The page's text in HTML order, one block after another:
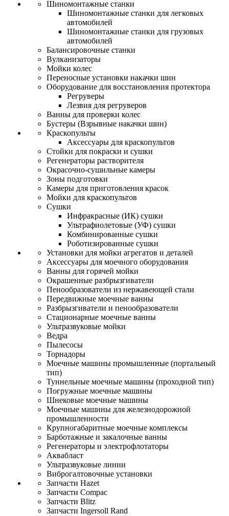
Шиномонтажные станки
Шиномонтажные станки для легковых
автомобилей
Шиномонтажные станки для грузовых
автомобилей
Балансировочные станки
Вулканизаторы
Мойки колес
Переносные установки накачки шин
Оборудование для восстановления протектора
Регруверы
Лезвия для регруверов
Ванны для проверки колес
Бустеры (Взрывные накачки шин)
Краскопульты
Аксессуары для краскопультов
Стойки для покраски и сушки
Регенераторы растворителя
Окрасочно-сушильные камеры
Зоны подготовки
Камеры для приготовления красок
Мойки для краскопультов
Сушки
Инфракрасные (ИК) сушки
Ультрафиолетовые (УФ) сушки
Комбинированные сушки
Роботизированные сушки
Установки для мойки агрегатов и деталей
Аксессуары для моечного оборудования
Ванны для горячей мойки
Окрашенные разбрызгиватели
Пенообразователи из нержавеющей стали
Передвижные моечные ванны
Разбрызгиватели и пенообразователи
Стационарные моечные ванны
Ультразвуковые мойки
Ведра
Пылесосы
Торнадоры
Моечные машины промышленные (портальный
тип)
Туннельные моечные машины (проходной тип)
Погружные моечные машины
Шнековые моечные машины
Моечные машины для железнодорожной
промышленности
Крупногабаритные моечные комплексы
Барботажные и закалочные ванны
Регенераторы и электрофлотаторы
Аквабласт
Ультразвуковые линии
Виброгалтовочные установки
Запчасти Hazet
Запчасти Compac
Запчасти Blitz
Запчасти Ingersoll Rand